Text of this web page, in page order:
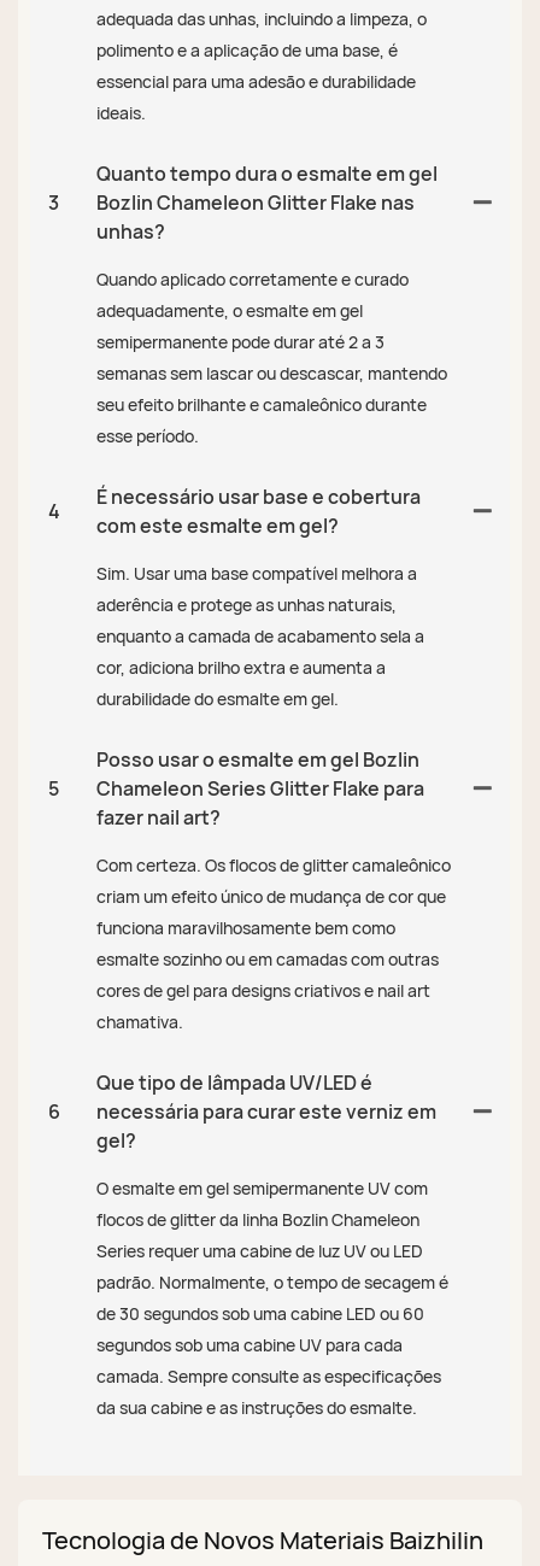
adequada das unhas, incluindo a limpeza, o
polimento e a aplicação de uma base, é
essencial para uma adesão e durabilidade
ideais.
3
Quanto tempo dura o esmalte em gel
Bozlin Chameleon Glitter Flake nas
unhas?
Quando aplicado corretamente e curado
adequadamente, o esmalte em gel
semipermanente pode durar até 2 a 3
semanas sem lascar ou descascar, mantendo
seu efeito brilhante e camaleônico durante
esse período.
4
É necessário usar base e cobertura
com este esmalte em gel?
Sim. Usar uma base compatível melhora a
aderência e protege as unhas naturais,
enquanto a camada de acabamento sela a
cor, adiciona brilho extra e aumenta a
durabilidade do esmalte em gel.
5
Posso usar o esmalte em gel Bozlin
Chameleon Series Glitter Flake para
fazer nail art?
Com certeza. Os flocos de glitter camaleônico
criam um efeito único de mudança de cor que
funciona maravilhosamente bem como
esmalte sozinho ou em camadas com outras
cores de gel para designs criativos e nail art
chamativa.
6
Que tipo de lâmpada UV/LED é
necessária para curar este verniz em
gel?
O esmalte em gel semipermanente UV com
flocos de glitter da linha Bozlin Chameleon
Series requer uma cabine de luz UV ou LED
padrão. Normalmente, o tempo de secagem é
de 30 segundos sob uma cabine LED ou 60
segundos sob uma cabine UV para cada
camada. Sempre consulte as especificações
da sua cabine e as instruções do esmalte.
Tecnologia de Novos Materiais Baizhilin